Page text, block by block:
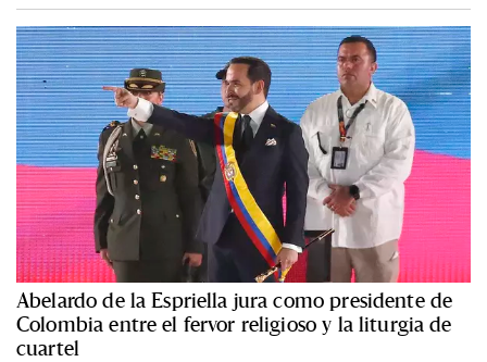
Abelardo de la Espriella jura como presidente de
Colombia entre el fervor religioso y la liturgia de
cuartel